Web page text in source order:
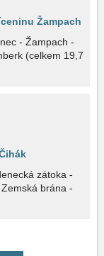
Žampach
- Žampach -
(celkem 19,7
zátoka -
brána -